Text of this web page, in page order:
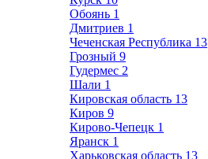
Обоянь 1
Дмитриев 1
Чеченская Республика 13
Грозный 9
Гудермес 2
Шали 1
Кировская область 13
Киров 9
Кирово-Чепецк 1
Яранск 1
Харьковская область 13